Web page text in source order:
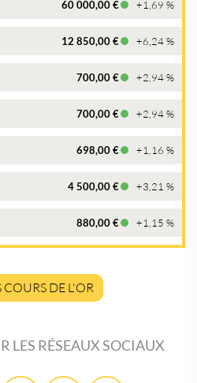
60 000,00 € +1,69 %
12 850,00 € +6,24 %
700,00 € +2,94 %
700,00 € +2,94 %
698,00 € +1,16 %
4 500,00 € +3,21 %
880,00 € +1,15 %
COURS DE L'OR
LES RÉSEAUX SOCIAUX